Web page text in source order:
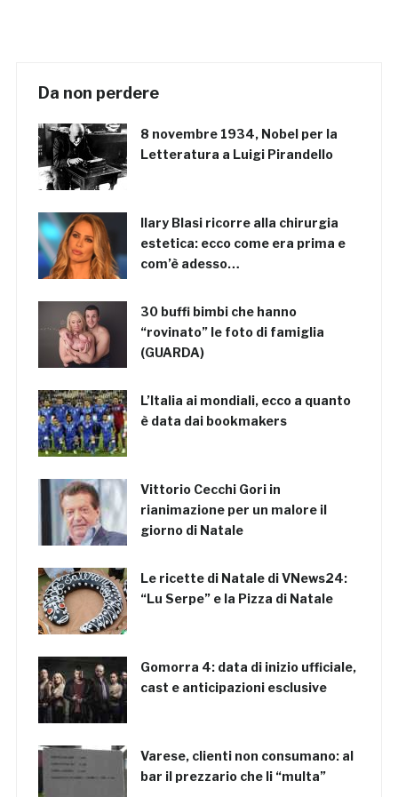
Da non perdere
8 novembre 1934, Nobel per la
Letteratura a Luigi Pirandello
Ilary Blasi ricorre alla chirurgia
estetica: ecco come era prima e
com’è adesso…
30 buffi bimbi che hanno
“rovinato” le foto di famiglia
(GUARDA)
L’Italia ai mondiali, ecco a quanto
è data dai bookmakers
Vittorio Cecchi Gori in
rianimazione per un malore il
giorno di Natale
Le ricette di Natale di VNews24:
“Lu Serpe” e la Pizza di Natale
Gomorra 4: data di inizio ufficiale,
cast e anticipazioni esclusive
Varese, clienti non consumano: al
bar il prezzario che li “multa”